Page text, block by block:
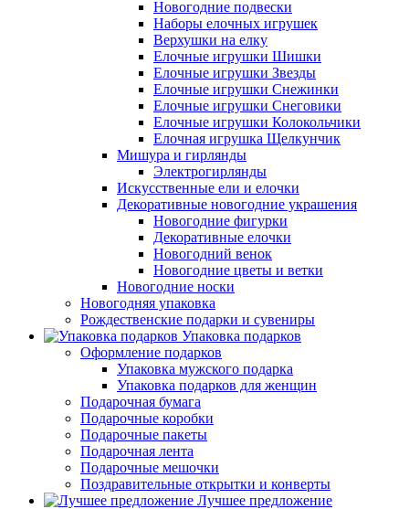
Новогодние подвески
Наборы елочных игрушек
Верхушки на елку
Елочные игрушки Шишки
Елочные игрушки Звезды
Елочные игрушки Снежинки
Елочные игрушки Снеговики
Елочные игрушки Колокольчики
Елочная игрушка Щелкунчик
Мишура и гирлянды
Электрогирлянды
Искусственные ели и елочки
Декоративные новогодние украшения
Новогодние фигурки
Декоративные елочки
Новогодний венок
Новогодние цветы и ветки
Новогодние носки
Новогодняя упаковка
Рождественские подарки и сувениры
Упаковка подарков
Оформление подарков
Упаковка мужского подарка
Упаковка подарков для женщин
Подарочная бумага
Подарочные коробки
Подарочные пакеты
Подарочная лента
Подарочные мешочки
Поздравительные открытки и конверты
Лучшее предложение